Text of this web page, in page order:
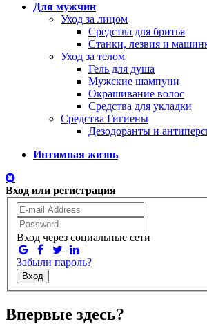
Для мужчин
Уход за лицом
Средства для бритья
Станки, лезвия и
Уход за телом
Гель для душа
Мужские шампуни
Окрашивание волос
Средства для укладки
Средства Гигиены
Дезодоранты и
Интимная жизнь
Вход или регистрация
Вход через социальные сети
Забыли пароль?
Вход
Впервые здесь?